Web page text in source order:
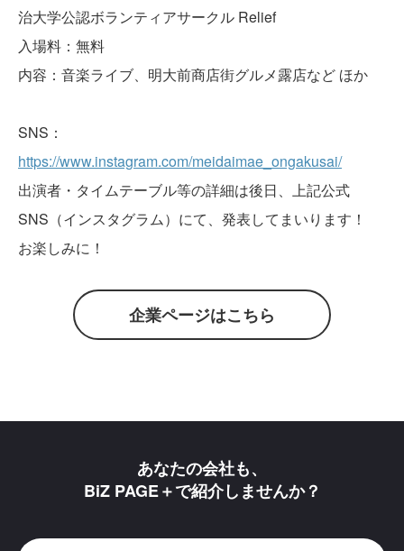
治大学公認ボランティアサークル Relief
入場料：無料
内容：音楽ライブ、明大前商店街グルメ露店など ほか
SNS：
https://www.instagram.com/meidaimae_ongakusai/
出演者・タイムテーブル等の詳細は後日、上記公式
SNS（インスタグラム）にて、発表してまいります！
お楽しみに！
企業ページはこちら
あなたの会社も、
BiZ PAGE＋で紹介しませんか？